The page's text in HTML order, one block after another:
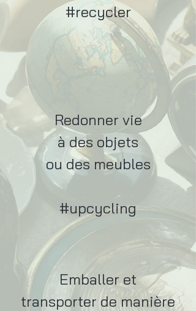
#recycler
Redonner vie
à des objets
ou des meubles
#upcycling
Emballer et
transporter de manière